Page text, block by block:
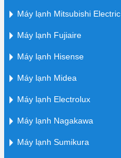
Máy lạnh Mitsubishi Electric
Máy lạnh Fujiaire
Máy lạnh Hisense
Máy lạnh Midea
Máy lạnh Electrolux
Máy lạnh Nagakawa
Máy lạnh Sumikura